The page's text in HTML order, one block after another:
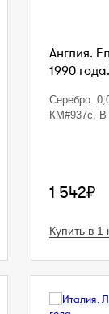
Англия.
1990
Серебро.
КМ#937с. В
1 542₽
Купить в 1